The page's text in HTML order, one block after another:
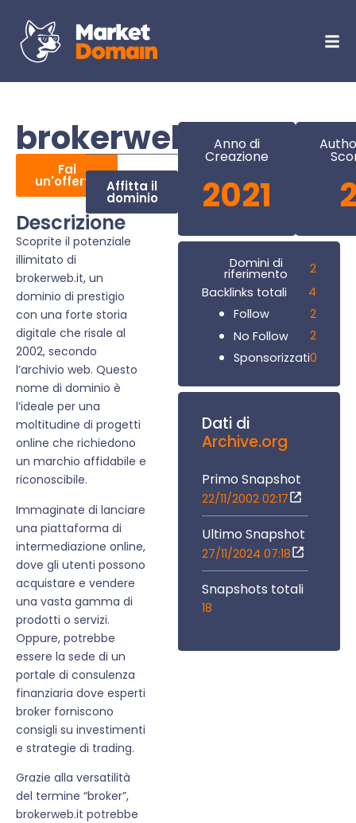
brokerweb.it
Fai
un'offerta Affitta il
dominio
Descrizione
Scoprite il potenziale
illimitato di
brokerweb.it, un
dominio di prestigio
con una forte storia
digitale che risale al
2002, secondo
l’archivio web. Questo
nome di dominio è
l’ideale per una
moltitudine di progetti
online che richiedono
un marchio affidabile e
riconoscibile.
Immaginate di lanciare
una piattaforma di
intermediazione online,
dove gli utenti possono
acquistare e vendere
una vasta gamma di
prodotti o servizi.
Oppure, potrebbe
essere la sede di un
portale di consulenza
finanziaria dove esperti
broker forniscono
consigli su investimenti
e strategie di trading.
Grazie alla versatilità
del termine “broker”,
brokerweb.it potrebbe
Anno di
Creazione
2021
Domini di
riferimento
2
Backlinks totali
4
Follow
2
No Follow
2
Sponsorizzati0
Dati di
Archive.org
Primo Snapshot
22/11/2002 02:17
Ultimo Snapshot
27/11/2024 07:18
Snapshots totali
18